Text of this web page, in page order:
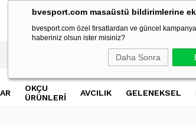
bvesport.com masaüstü bildirimlerine
bvesport.com özel fırsatlardan ve güncel
haberiniz olsun ister misiniz?
Daha Sonra
2500 TL Üzeri Alışverişlerde Ücretsiz Kargo
OKÇU
ÜRÜNLERİ
AVCILIK GELENEKSEL